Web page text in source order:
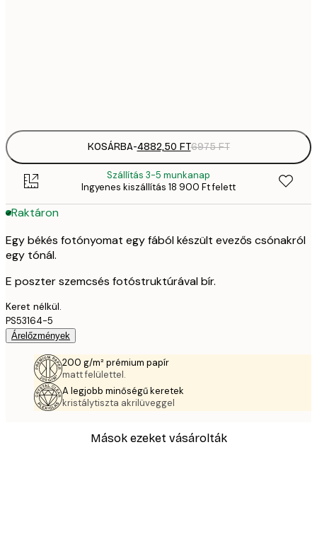
KOSÁRBA-4882,50 FT6975 FT
Szállítás 3-5 munkanap
Ingyenes kiszállítás 18 900 Ft felett
Raktáron
Egy békés fotónyomat egy fából készült evezős csónakról
egy tónál.
E poszter szemcsés fotóstruktúrával bír.
Keret nélkül.
PS53164-5
Árelőzmények
200 g/m² prémium papír
matt felülettel.
A legjobb minőségű keretek
kristálytiszta akrilüveggel
Mások ezeket vásárolták